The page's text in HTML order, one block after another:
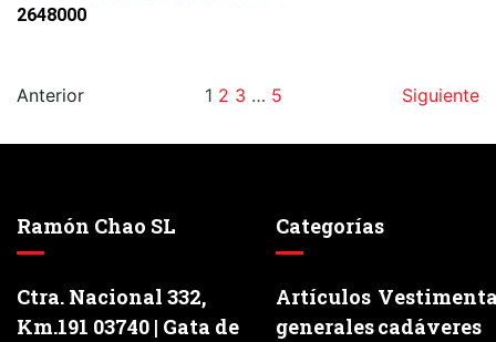
2648000
Anterior 1 2 3 … 5 Siguiente
Ramón Chao SL
Ctra. Nacional 332,
Km.191 03740 | Gata de
Categorías
Artículos
generalescadáveres